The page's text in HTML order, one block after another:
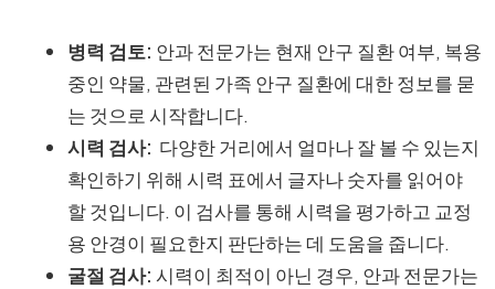
병력 검토: 안과 전문가는 현재 안구 질환 여부, 복용
중인 약물, 관련된 가족 안구 질환에 대한 정보를 묻
는 것으로 시작합니다.
시력 검사: 다양한 거리에서 얼마나 잘 볼 수 있는지
확인하기 위해 시력 표에서 글자나 숫자를 읽어야
할 것입니다. 이 검사를 통해 시력을 평가하고 교정
용 안경이 필요한지 판단하는 데 도움을 줍니다.
굴절 검사: 시력이 최적이 아닌 경우, 안과 전문가는